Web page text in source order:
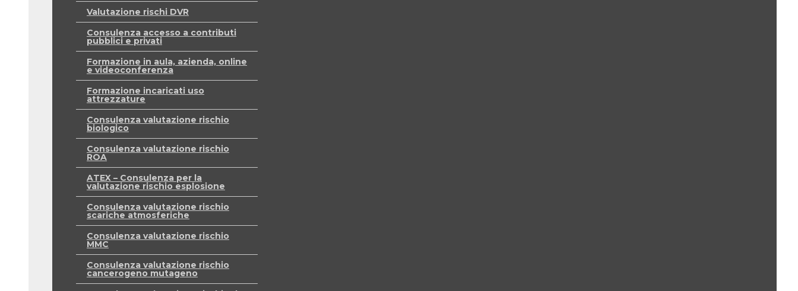
Valutazione rischi DVR
Consulenza accesso a contributi
pubblici e privati
Formazione in aula, azienda, online
e videoconferenza
Formazione incaricati uso
attrezzature
Consulenza valutazione rischio
biologico
Consulenza valutazione rischio
ROA
ATEX – Consulenza per la
valutazione rischio esplosione
Consulenza valutazione rischio
scariche atmosferiche
Consulenza valutazione rischio
MMC
Consulenza valutazione rischio
cancerogeno mutageno